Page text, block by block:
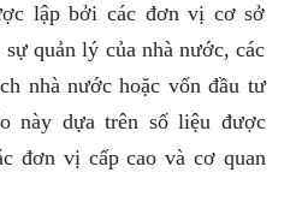
lập bởi các đơn vị cơ sở
quản lý của nhà nước, các
nhà nước hoặc vốn đầu tư
này dựa trên số liệu được
đơn vị cấp cao và cơ quan